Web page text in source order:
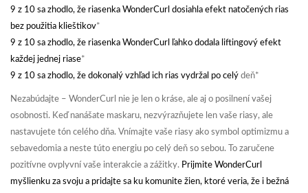
9 z 10 sa zhodlo, že riasenka WonderCurl dosiahla efekt natočených rias
bez použitia klieštikov*
9 z 10 sa zhodlo, že riasenka WonderCurl ľahko dodala liftingový efekt
každej jednej riase*
9 z 10 sa zhodlo, že dokonalý vzhľad ich rias vydržal po celý deň*
Nezabúdajte – WonderCurl nie je len o kráse, ale aj o posilnení vašej
osobnosti. Keď nanášate maskaru, nezvýrazňujete len vaše riasy, ale
nastavujete tón celého dňa. Vnímajte vaše riasy ako symbol optimizmu a
sebavedomia a neste túto energiu po celý deň so sebou. To zaručene
pozitívne ovplyvní vaše interakcie a zážitky. Prijmite WonderCurl
myšlienku za svoju a pridajte sa ku komunite žien, ktoré veria, že i bežná